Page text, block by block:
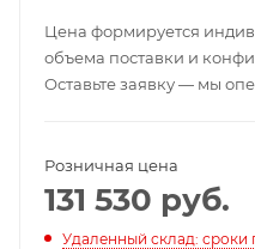
Цена формируется
объема поставки и
Оставьте заявку — мы
Розничная цена
131 530 руб.
Удаленный склад: сроки